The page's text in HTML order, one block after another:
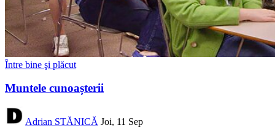
Între bine şi plăcut
Muntele cunoașterii
Adrian STĂNICĂ Joi, 11 Sep